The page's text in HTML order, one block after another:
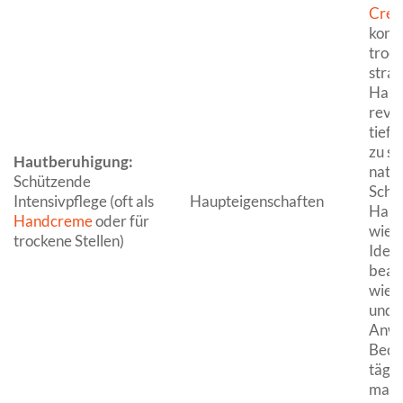
Hautberuhigung:
Schützende
Intensivpflege (oft als
Handcremeoder für
trockene Stellen)
Haupteigenschaften
tief
zu
Haut
wie
und